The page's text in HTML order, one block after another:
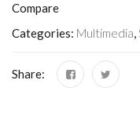
Compare
Categories: Multimedia,
Share: